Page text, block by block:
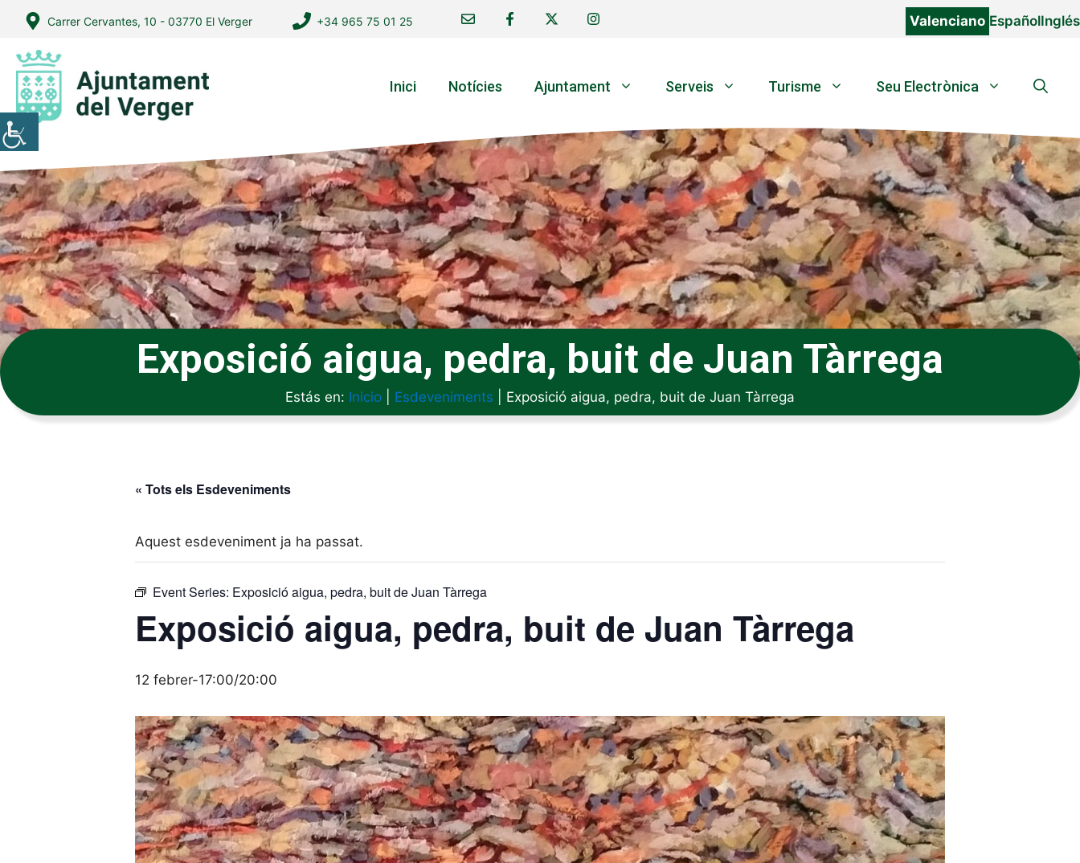
contingut
Carrer Cervantes, 10 - 03770 El Verger +34 965 75 01 25 Valenciano EspañolInglés
Inici Notícies Ajuntament Serveis Turisme Seu Electrònica
Exposició aigua, pedra, buit de Juan Tàrrega
Estás en: Inicio Esdeveniments Exposició aigua, pedra, buit de Juan Tàrrega
« Tots els Esdeveniments
Aquest esdeveniment ja ha passat.
Event Series: Exposició aigua, pedra, buit de Juan Tàrrega
Exposició aigua, pedra, buit de Juan Tàrrega
12 febrer-17:00/20:00